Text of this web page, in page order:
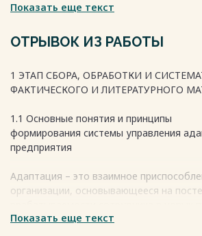
области.
Весь текст будет доступенпосле
Показать еще текст
ОТРЫВОК ИЗ РАБОТЫ
1 ЭТАП СБОРА, ОБРАБОТКИ И
ФАКТИЧЕСКОГО И ЛИТЕРАТУРНОГО
1.1 Основные понятия и принципы
формирования системы управления
предприятия
Адаптация – это взаимное
организации, основывающееся на
социальных, психологических и
Показать еще текст